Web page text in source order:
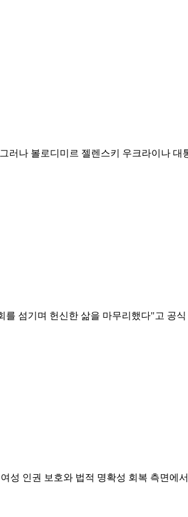
나 볼로디미르 젤렌스키 우크라이나 대
섬기며 헌신한 삶을 마무리했다"고 공
성 인권 보호와 법적 명확성 회복 측면에